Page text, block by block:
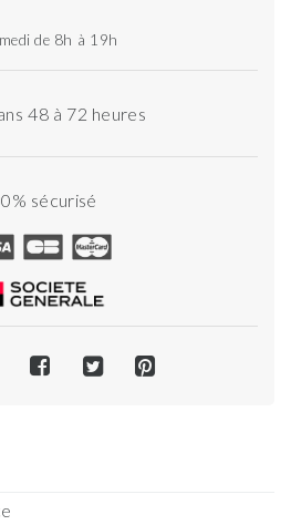
de 8h à 19h
48 à 72 heures
sécurisé